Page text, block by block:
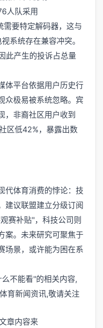
人队采用
要特定解码器，这与
系统存在兼容冲突。
此产生的投诉占总量
体平台依据用户历史行
众极易被系统忽略。宾
，非裔社区用户收到
区低42%，暴露出数
代体育消费的悖论：技
建议联盟建立分级订阅
赛补贴"，科技公司则
案。未来研究可聚焦于
场景，或许能为困在系
不能看"的相关内容,
育新闻资讯,敬请关注
章内容来